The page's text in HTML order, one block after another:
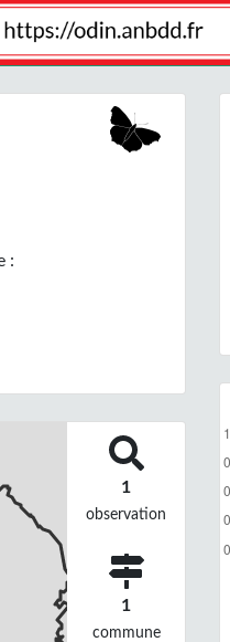
:
1
observation
1
commune